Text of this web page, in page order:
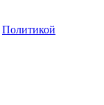
Политикой